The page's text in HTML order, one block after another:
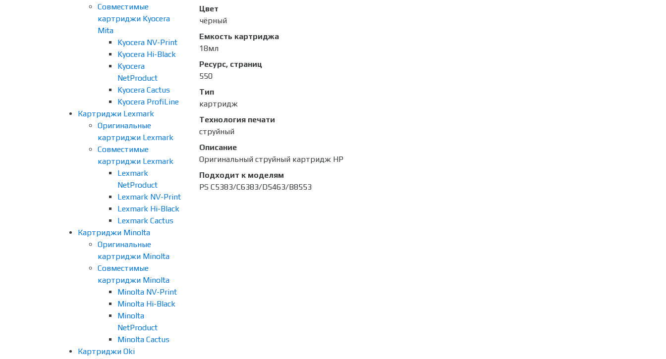
Совместимые
картриджи Kyocera
Mita
Kyocera NV-Print
Kyocera Hi-Black
Kyocera
NetProduct
Kyocera Cactus
Kyocera ProfiLine
Картриджи Lexmark
Оригинальные
картриджи Lexmark
Совместимые
картриджи Lexmark
Lexmark
NetProduct
Lexmark NV-Print
Lexmark Hi-Black
Lexmark Cactus
Картриджи Minolta
Оригинальные
картриджи Minolta
Совместимые
картриджи Minolta
Minolta NV-Print
Minolta Hi-Black
Minolta
NetProduct
Minolta Cactus
Картриджи Oki
Цвет
чёрный
Емкость картриджа
18мл
Ресурс, страниц
550
Тип
картридж
Технология печати
струйный
Описание
Оригинальный струйный картридж HP
Подходит к моделям
PS C5383/C6383/D5463/B8553